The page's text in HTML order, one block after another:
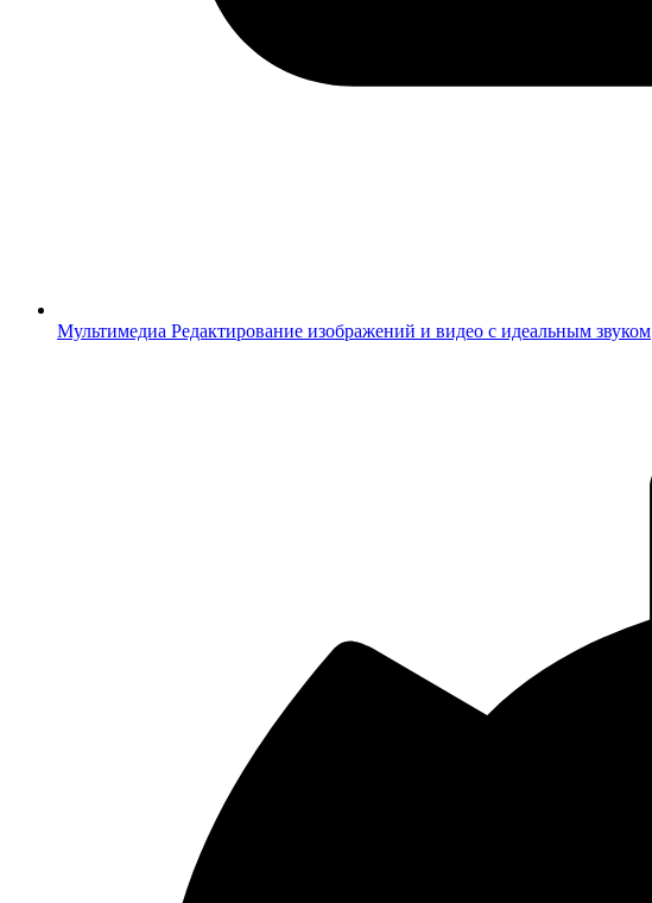
Мультимедиа Редактирование изображений и видео с идеальным звуком